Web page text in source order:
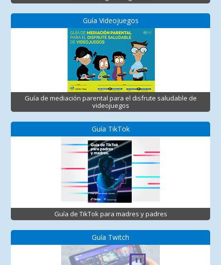
Guía Videojuegos
Guía de mediación parental para el disfrute saludable de
videojuegos
Guía TikTok
Guía de TikTok para madres y padres
Guía Twitch